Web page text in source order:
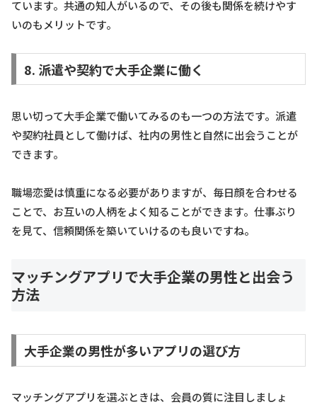
ています。共通の知人がいるので、その後も関係を続けやす
いのもメリットです。
8. 派遣や契約で大手企業に働く
思い切って大手企業で働いてみるのも一つの方法です。派遣
や契約社員として働けば、社内の男性と自然に出会うことが
できます。
職場恋愛は慎重になる必要がありますが、毎日顔を合わせる
ことで、お互いの人柄をよく知ることができます。仕事ぶり
を見て、信頼関係を築いていけるのも良いですね。
マッチングアプリで大手企業の男性と出会う
方法
大手企業の男性が多いアプリの選び方
マッチングアプリを選ぶときは、会員の質に注目しましょ